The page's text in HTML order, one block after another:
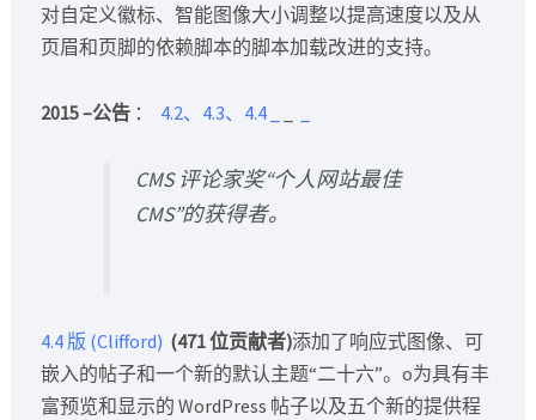
对自定义徽标、智能图像大小调整以提高速度以及从
页眉和页脚的依赖脚本的脚本加载改进的支持。
2015 –公告： 4.2、4.3、4.4
CMS 评论家奖“个人网站最佳
CMS”的获得者。
4.4 版 (Clifford) (471 位贡献者)添加了响应式图像、可
嵌入的帖子和一个新的默认主题“二十六”。o为具有丰
富预览和显示的 WordPress 帖子以及五个新的提供程